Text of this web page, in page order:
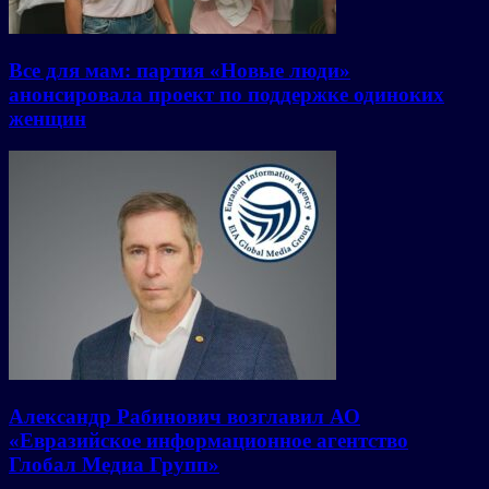
Все для мам: партия «Новые люди»
анонсировала проект по поддержке одиноких
женщин
Александр Рабинович возглавил АО
«Евразийское информационное агентство
Глобал Медиа Групп»